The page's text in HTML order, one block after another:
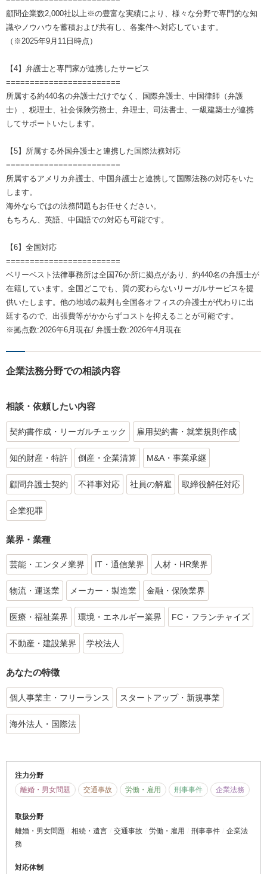
顧問企業数2,000社以上※の豊富な実績により、様々な分野で専門的な知
識やノウハウを蓄積および共有し、各案件へ対応しています。
（※2025年9月11日時点）
【4】弁護士と専門家が連携したサービス
========================
所属する約440名の弁護士だけでなく、国際弁護士、中国律師（弁護
士）、税理士、社会保険労務士、弁理士、司法書士、一級建築士が連携
してサポートいたします。
【5】所属する外国弁護士と連携した国際法務対応
========================
所属するアメリカ弁護士、中国弁護士と連携して国際法務の対応をいた
します。
海外ならではの法務問題もお任せください。
もちろん、英語、中国語での対応も可能です。
【6】全国対応
========================
ベリーベスト法律事務所は全国76か所に拠点があり、約440名の弁護士が
在籍しています。全国どこでも、質の変わらないリーガルサービスを提
供いたします。他の地域の裁判も全国各オフィスの弁護士が代わりに出
廷するので、出張費等がかからずコストを抑えることが可能です。
※拠点数:2026年6月現在/ 弁護士数:2026年4月現在
企業法務分野での相談内容
相談・依頼したい内容
契約書作成・リーガルチェック 雇用契約書・就業規則作成
知的財産・特許 倒産・企業清算 M&A・事業承継
顧問弁護士契約 不祥事対応 社員の解雇 取締役解任対応
企業犯罪
業界・業種
芸能・エンタメ業界 IT・通信業界 人材・HR業界
物流・運送業 メーカー・製造業 金融・保険業界
医療・福祉業界 環境・エネルギー業界 FC・フランチャイズ
不動産・建設業界 学校法人
あなたの特徴
個人事業主・フリーランス スタートアップ・新規事業
海外法人・国際法
注力分野
離婚・男女問題
交通事故 労働・雇用 刑事事件 企業法務
取扱分野
離婚・男女問題
相続・遺言 交通事故 労働・雇用 刑事事件
企業法
務
対応体制